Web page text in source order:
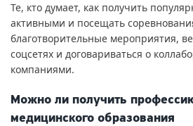
Те, кто думает, как получить
активными и посещать
благотворительные мероприятия,
соцсетях и договариваться о
компаниями.
Можно ли получить
медицинского образования